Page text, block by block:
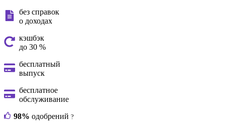
без справок
о доходах
кэшбэк
до 30 %
бесплатный
выпуск
бесплатное
обслуживание
98% одобрений ?